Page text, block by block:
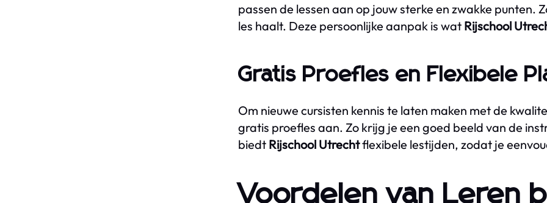
passen de lessen aan op jouw sterke en zwakke punten.
les haalt. Deze persoonlijke aanpak is wat Rijschool
Gratis Proefles en Flexibele
Om nieuwe cursisten kennis te laten maken met de
gratis proefles aan. Zo krijg je een goed beeld van de
biedt Rijschool Utrechtflexibele lestijden, zodat je
Voordelen van Leren